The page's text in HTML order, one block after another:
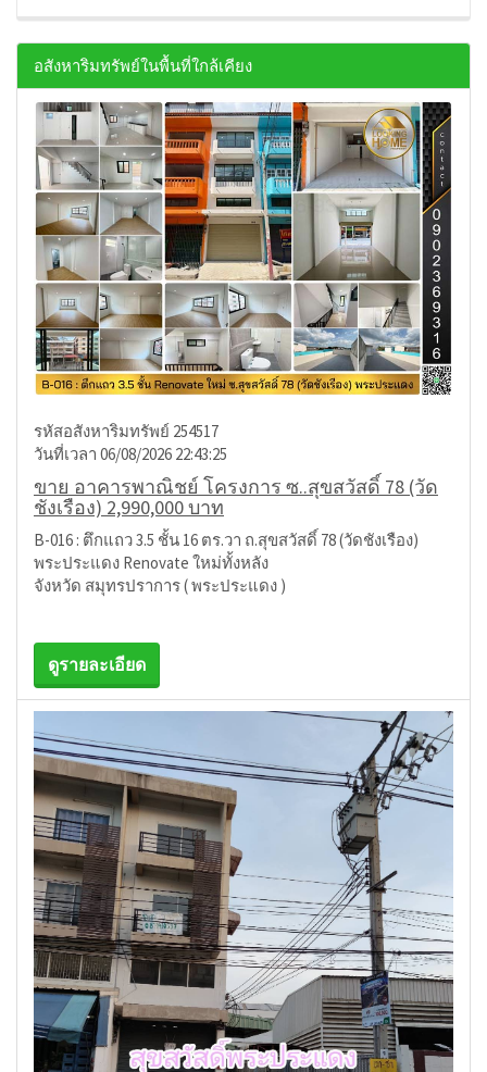
อสังหาริมทรัพย์ในพื้นที่ใกล้เคียง
รหัสอสังหาริมทรัพย์ 254517
วันที่เวลา 06/08/2026 22:43:25
ขาย อาคารพาณิชย์ โครงการ ซ..สุขสวัสดิ์ 78 (วัด
ชังเรือง) 2,990,000 บาท
B-016 : ตึกแถว 3.5 ชั้น 16 ตร.วา ถ.สุขสวัสดิ์ 78 (วัดชังเรือง)
พระประแดง Renovate ใหม่ทั้งหลัง
จังหวัด สมุทรปราการ ( พระประแดง )
ดูรายละเอียด